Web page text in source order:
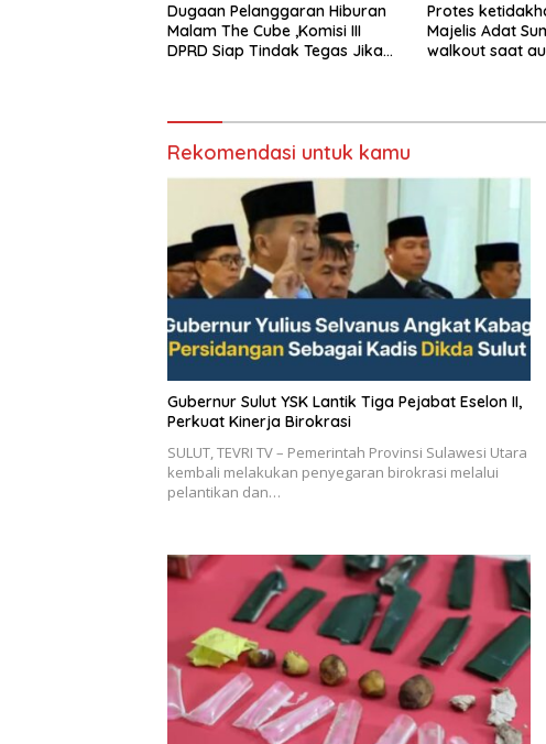
Dugaan Pelanggaran Hiburan
Malam The Cube ,Komisi III
DPRD Siap Tindak Tegas Jika
Protes
Majelis Adat
walkout saat
Rekomendasi untuk kamu
Gubernur Sulut YSK Lantik Tiga Pejabat Eselon II,
Perkuat Kinerja Birokrasi
SULUT, TEVRI TV – Pemerintah Provinsi Sulawesi Utara
kembali melakukan penyegaran birokrasi melalui
pelantikan dan…